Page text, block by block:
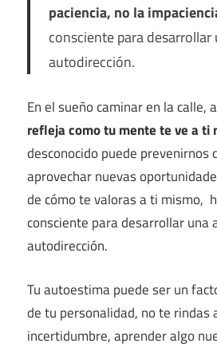
paciencia, no la
consciente para
autodirección.
En el sueño caminar en la calle,
refleja como tu mente te ve a ti
desconocido puede prevenirnos
aprovechar nuevas
de cómo te valoras a ti mismo,
consciente para desarrollar una
autodirección.
Tu autoestima puede ser un
de tu personalidad, no te rindas
incertidumbre, aprender algo